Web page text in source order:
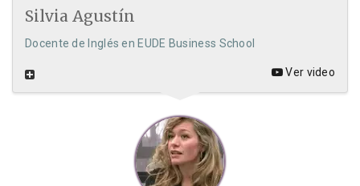
Silvia Agustín
Docente de Inglés en EUDE Business School
Ver video